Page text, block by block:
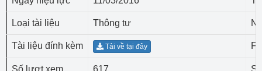
Loại tài liệu Thông tư
Tài liệu đính kèm Tải về tại đây
Số lượt xem 617